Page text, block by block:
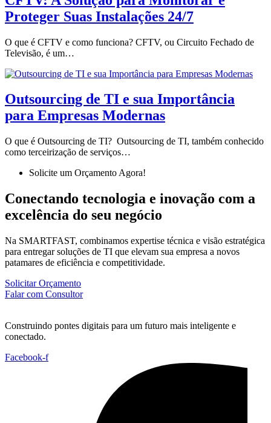
Proteger Suas Instalações 24/7
O que é CFTV e como funciona? CFTV, ou Circuito Fechado de
Televisão, é um…
Outsourcing de TI e sua Importância
para Empresas Modernas
O que é Outsourcing de TI? Outsourcing de TI, também conhecido
como terceirização de serviços…
Solicite um Orçamento Agora!
Conectando tecnologia e inovação com a
excelência do seu negócio
Na SMARTFAST, combinamos expertise técnica e visão estratégica
para entregar soluções de TI que elevam sua empresa a novos
patamares de eficiência e competitividade.
Solicitar Orçamento
Falar com Consultor
Construindo pontes digitais para um futuro mais inteligente e
conectado.
Facebook-f